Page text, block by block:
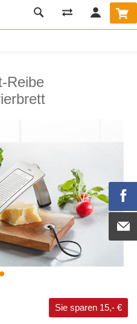
Reibe
Sie sparen 15,- €